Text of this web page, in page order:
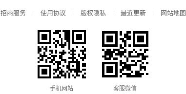
招商服务 使用协议 版权隐私 最近更新 网站地图
手机网站 客服微信